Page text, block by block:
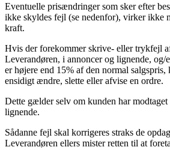
Eventuelle prisændringer som sker efter
ikke skyldes fejl (se nedenfor), virker ikke
kraft.
Hvis der forekommer skrive- eller trykfejl
Leverandøren, i annoncer og lignende, og/
er højere end 15% af den normal salgspris,
ensidigt ændre, slette eller afvise en ordre.
Dette gælder selv om kunden har
lignende.
Sådanne fejl skal korrigeres straks de
Leverandøren ellers mister retten til at